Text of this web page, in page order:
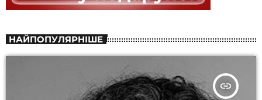
НАЙПОПУЛЯРНІШЕ
insert_link